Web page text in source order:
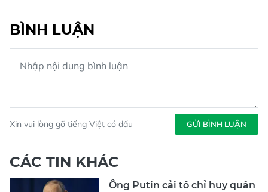
BÌNH LUẬN
Xin vui lòng gõ tiếng Việt có dấu GỬI BÌNH LUẬN
CÁC TIN KHÁC
Ông Putin cải tổ chỉ huy quân